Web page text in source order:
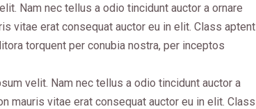
Nam nec tellus a odio tincidunt auctor a ornare
vitae erat consequat auctor eu in elit. Class aptent
torquent per conubia nostra, per inceptos
velit. Nam nec tellus a odio tincidunt auctor a
mauris vitae erat consequat auctor eu in elit. Class